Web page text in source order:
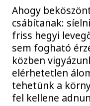
Ahogy
csábítanak:
friss hegyi
sem fogható
közben
elérhetetlen
tehetünk a
fel kellene